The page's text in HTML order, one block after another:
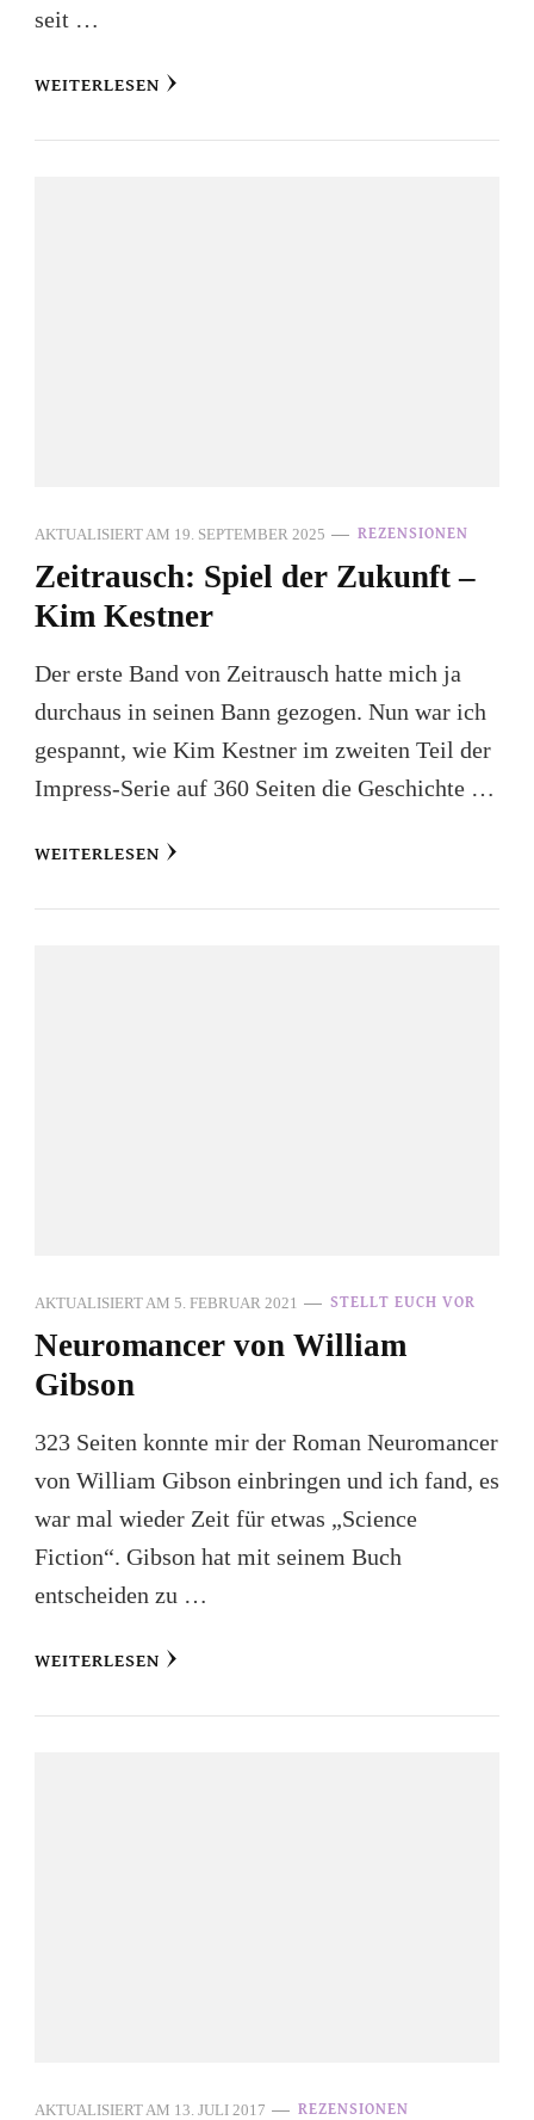
seit …
WEITERLESEN
AKTUALISIERT AM 19. SEPTEMBER 2025 REZENSIONEN
Zeitrausch: Spiel der Zukunft –
Kim Kestner
Der erste Band von Zeitrausch hatte mich ja
durchaus in seinen Bann gezogen. Nun war ich
gespannt, wie Kim Kestner im zweiten Teil der
Impress-Serie auf 360 Seiten die Geschichte …
WEITERLESEN
AKTUALISIERT AM 5. FEBRUAR 2021 STELLT EUCH VOR
Neuromancer von William
Gibson
323 Seiten konnte mir der Roman Neuromancer
von William Gibson einbringen und ich fand, es
war mal wieder Zeit für etwas „Science
Fiction“. Gibson hat mit seinem Buch
entscheiden zu …
WEITERLESEN
AKTUALISIERT AM 13. JULI 2017 REZENSIONEN